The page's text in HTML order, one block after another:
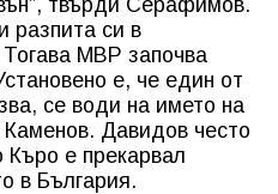
разпита си в
МВР започва
е, че един от
се води на името на
Давидов често
е прекарвал
в България.